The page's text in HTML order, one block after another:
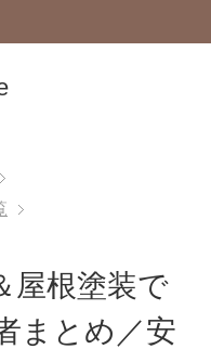
屋根塗装で
まとめ／安